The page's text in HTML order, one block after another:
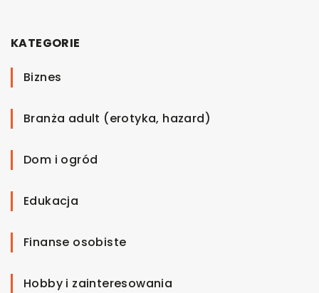
KATEGORIE
Biznes
Branża adult (erotyka, hazard)
Dom i ogród
Edukacja
Finanse osobiste
Hobby i zainteresowania